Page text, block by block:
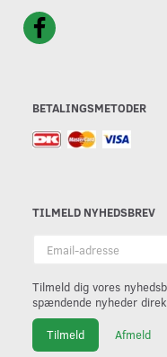
BETALINGSMETODER
TILMELD NYHEDSBREV
adresse
Tilmeld dig vores
spændende nyheder
Tilmeld Afmeld